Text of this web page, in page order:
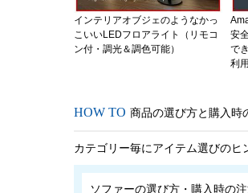
インテリアオブジェのようなかっ
こいいLEDフロアライト（リモコ
ン付・調光＆調色可能）
安
で
利
商品の選び方と購入時
カテゴリー毎にアイテム選びのヒ
ソファーの選び方・購入時の